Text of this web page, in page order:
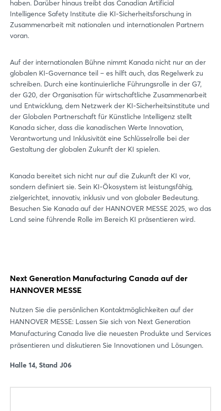
haben. Darüber hinaus treibt das Canadian Artificial
Intelligence Safety Institute die KI-Sicherheitsforschung in
Zusammenarbeit mit nationalen und internationalen Partnern
voran.
Auf der internationalen Bühne nimmt Kanada nicht nur an der
globalen KI-Governance teil – es hilft auch, das Regelwerk zu
schreiben. Durch eine kontinuierliche Führungsrolle in der G7,
der G20, der Organisation für wirtschaftliche Zusammenarbeit
und Entwicklung, dem Netzwerk der KI-Sicherheitsinstitute und
der Globalen Partnerschaft für Künstliche Intelligenz stellt
Kanada sicher, dass die kanadischen Werte Innovation,
Verantwortung und Inklusivität eine Schlüsselrolle bei der
Gestaltung der globalen Zukunft der KI spielen.
Kanada bereitet sich nicht nur auf die Zukunft der KI vor,
sondern definiert sie. Sein KI-Ökosystem ist leistungsfähig,
zielgerichtet, innovativ, inklusiv und von globaler Bedeutung.
Besuchen Sie Kanada auf der HANNOVER MESSE 2025, wo das
Land seine führende Rolle im Bereich KI präsentieren wird.
Next Generation Manufacturing Canada auf der
HANNOVER MESSE
Nutzen Sie die persönlichen Kontaktmöglichkeiten auf der
HANNOVER MESSE: Lassen Sie sich von Next Generation
Manufacturing Canada live die neuesten Produkte und Services
präsentieren und diskutieren Sie Innovationen und Lösungen.
Halle 14, Stand J06
Login
Passwort vergessen?
Noch nicht angemeldet?